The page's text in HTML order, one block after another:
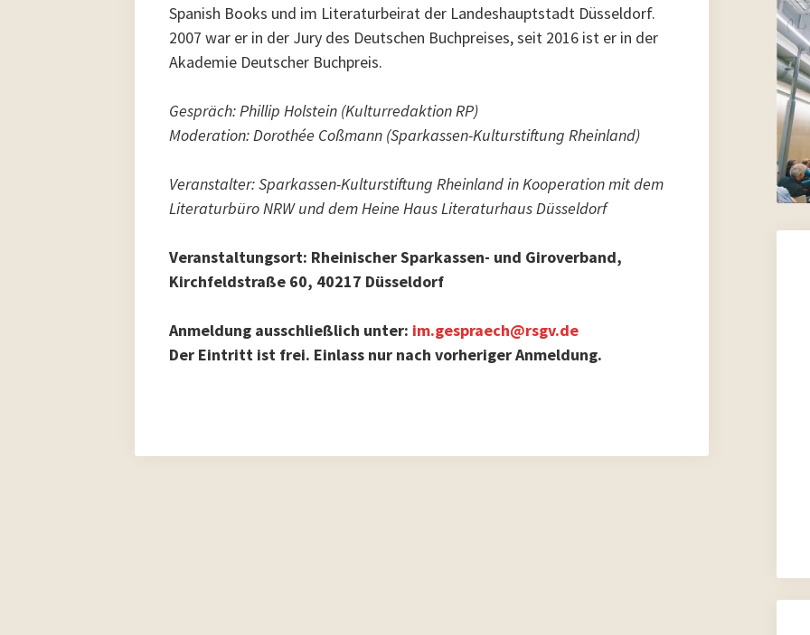
Spanish Books und im Literaturbeirat der Landeshauptstadt Düsseldorf.
2007 war er in der Jury des Deutschen Buchpreises, seit 2016 ist er in der
Akademie Deutscher Buchpreis.
Gespräch: Phillip Holstein (Kulturredaktion RP)
Moderation: Dorothée Coßmann (Sparkassen-Kulturstiftung Rheinland)
Veranstalter: Sparkassen-Kulturstiftung Rheinland in Kooperation mit dem
Literaturbüro NRW und dem Heine Haus Literaturhaus Düsseldorf
Veranstaltungsort: Rheinischer Sparkassen- und Giroverband,
Kirchfeldstraße 60, 40217 Düsseldorf
Anmeldung ausschließlich unter: im.gespraech@rsgv.de
Der Eintritt ist frei. Einlass nur nach vorheriger Anmeldung.